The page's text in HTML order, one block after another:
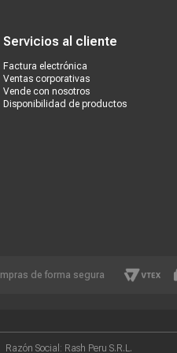
Servicios al cliente
Factura electrónica
Ventas corporativas
Vende con nosotros
Disponibilidad de productos
de forma segura
Social: Rash Peru S.R.L.